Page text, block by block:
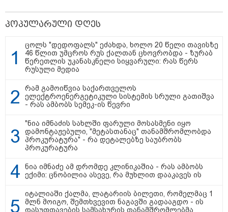
Hisense წარმოგიდგენთ გზავნილს "ინოვაციები
უკეთესი ცხოვრებისათვის" FIFA-ს 2026 წლის
მსოფლიო ჩემპიონატზე™
სამართალი
პოპულარული დღეს
ცოლს "დედოფალს" ეძახდა, ხოლო 20 წელი თავისზე
46 წლით უმცროს რუს ქალთან ცხოვრობდა - ზურაბ
წერეთლის უკანასკნელი სიყვარული: რას წერს
რუსული მედია
რამ გამოიწვია საქართველოს
ელექტროენერგეტიკული სისტემის სრული გათიშვა
- რას ამბობს სემეკ-ის წევრი
"ნია იმნაძის სახლში ფარული მოსასმენი იყო
დამონტაჟებული, "მეტასთანაც" თანამშრომლობდა
პროკურატურა" - რა დეტალებზე საუბრობს
პროკურატურა
ნია იმნაძე ამ დრომდე კლინიკაშია - რას ამბობს
ექიმი: ცნობილია ასევე, რა მუხლით დააკავეს ის
იტალიაში ქალმა, ლატარიის ბილეთი, რომელმაც 1
მლნ მოიგო, შემთხვევით ნაგავში გადააგდო - ის
დასუფთავების სამსახურის თანამშრომლებმა